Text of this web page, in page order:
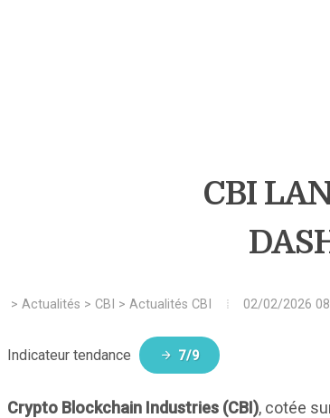
CBI
> Actualités > CBI > Actualités CBI 02/02/2026
Indicateur tendance 7/9
Crypto Blockchain Industries (CBI), cotée